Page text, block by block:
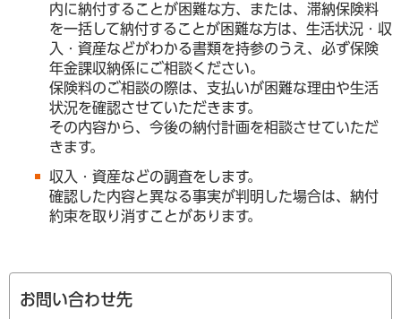
内に納付することが困難な方、または、滞納保険料
を一括して納付することが困難な方は、生活状況・収
入・資産などがわかる書類を持参のうえ、必ず保険
年金課収納係にご相談ください。
保険料のご相談の際は、支払いが困難な理由や生活
状況を確認させていただきます。
その内容から、今後の納付計画を相談させていただ
きます。
収入・資産などの調査をします。
確認した内容と異なる事実が判明した場合は、納付
約束を取り消すことがあります。
お問い合わせ先